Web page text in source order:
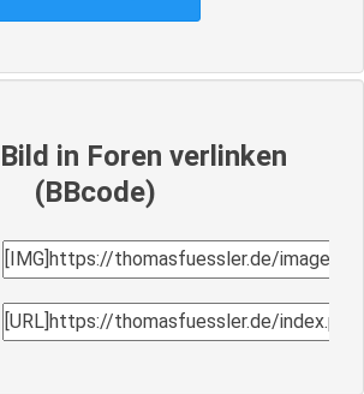
in Foren verlinken
(BBcode)